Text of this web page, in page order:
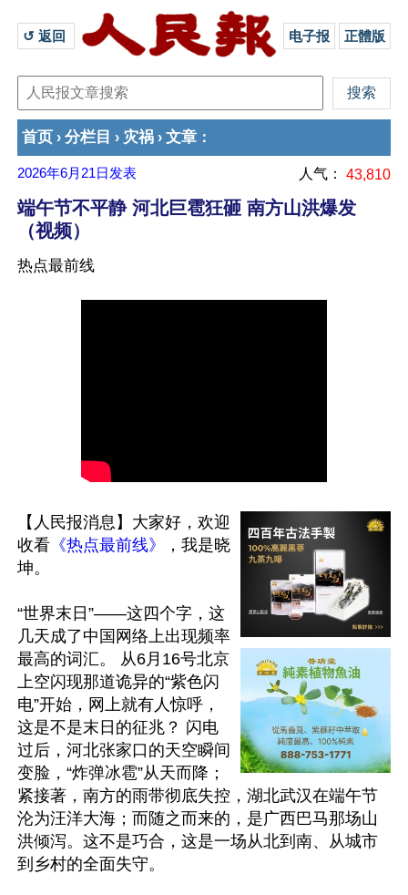
↺ 返回 电子报 正體版
首页 › 分栏目 › 灾祸 › 文章 ：
2026年6月21日 发表 人气： 43,810
端午节不平静 河北巨雹狂砸 南方山洪爆发
（视频）
热点最前线
【人民报消息】大家好，欢迎
收看 《热点最前线》
，我是晓
坤。
“世界末日”——这四个字，这
几天成了中国网络上出现频率
最高的词汇。 从6月16号北京
上空闪现那道诡异的“紫色闪
电”开始，网上就有人惊呼，
这是不是末日的征兆？ 闪电
过后，河北张家口的天空瞬间
变脸，“炸弹冰雹”从天而降；
紧接著，南方的雨带彻底失控，湖北武汉在端午节
沦为汪洋大海；而随之而来的，是广西巴马那场山
洪倾泻。这不是巧合，这是一场从北到南、从城市
到乡村的全面失守。